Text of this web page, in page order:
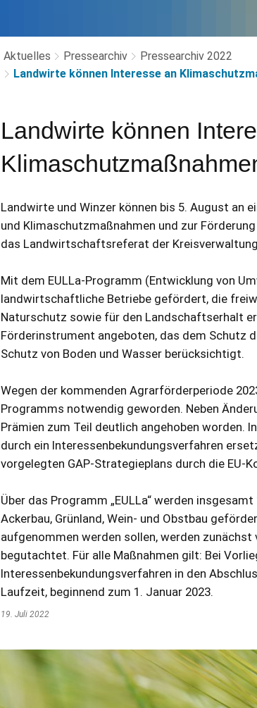
Aktuelles Pressearchiv
Pressearchiv 2022
Landwirte können Interesse an
Landwirte können
Landwirte und Winzer können bis 5. August an
und Klimaschutzmaßnahmen und zur
das Landwirtschaftsreferat der
Mit dem EULLa-Programm (Entwicklung von
landwirtschaftliche Betriebe gefördert, die
Naturschutz sowie für den Landschaftserhalt
Förderinstrument angeboten, das dem Schutz
Schutz von Boden und Wasser berücksichtigt.
Wegen der kommenden Agrarförderperiode
Programms notwendig geworden. Neben
Prämien zum Teil deutlich angehoben worden.
durch ein Interessenbekundungsverfahren
vorgelegten GAP-Strategieplans durch die EU-
Über das Programm „EULLa“ werden
Ackerbau, Grünland, Wein- und Obstbau
aufgenommen werden sollen, werden
begutachtet. Für alle Maßnahmen gilt: Bei
Interessenbekundungsverfahren in den
Laufzeit, beginnend zum 1. Januar 2023.
19. Juli 2022